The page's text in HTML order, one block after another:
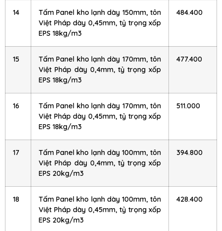
14
Tấm Panel kho lạnh dày 150mm, tôn
Việt Pháp dày 0,45mm, tỷ trọng xốp
EPS 18kg/m3
484.400
15
Tấm Panel kho lạnh dày 170mm, tôn
Việt Pháp dày 0,4mm, tỷ trọng xốp
EPS 18kg/m3
477.400
16
Tấm Panel kho lạnh dày 170mm, tôn
Việt Pháp dày 0,45mm, tỷ trọng xốp
EPS 18kg/m3
511.000
17
Tấm Panel kho lạnh dày 100mm, tôn
Việt Pháp dày 0,4mm, tỷ trọng xốp
EPS 20kg/m3
394.800
18
Tấm Panel kho lạnh dày 100mm, tôn
Việt Pháp dày 0,45mm, tỷ trọng xốp
EPS 20kg/m3
428.400